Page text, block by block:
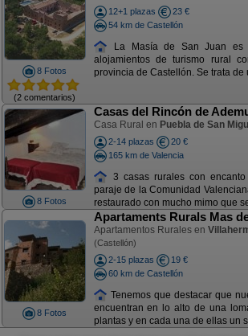
8 Fotos
(2 comentarios)
12+1 plazas
23 €
54 km de Castellón
La Masía de San Juan
alojamientos de turismo rural
provincia de Castellón. Se trata de
8 Fotos
Casas del Rincón de
Casa Rural en Puebla de San
2-14 plazas
20 €
165 km de Valencia
3 casas rurales con
paraje de la Comunidad
restaurado con mucho mimo que
8 Fotos
Apartaments Rurals Mas
Apartamentos Rurales en
(Castellón)
2-15 plazas
19 €
60 km de Castellón
Tenemos que destacar que
encuentran en lo alto de una
plantas y en cada una de ellas un